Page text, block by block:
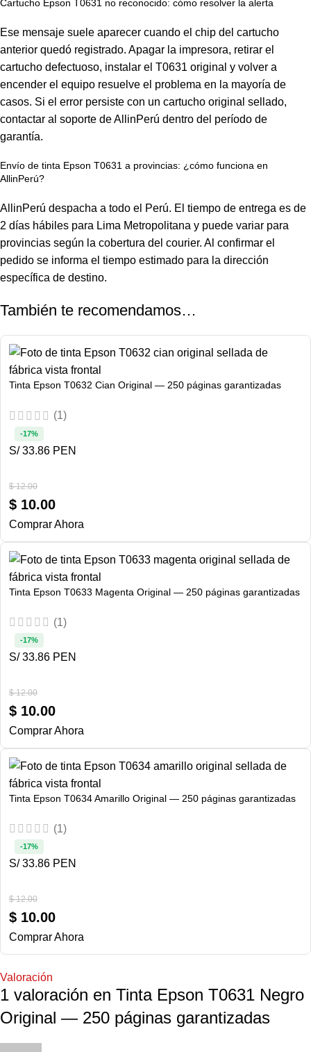
Cartucho Epson T0631 no reconocido: cómo resolver la alerta
Ese mensaje suele aparecer cuando el chip del cartucho
anterior quedó registrado. Apagar la impresora, retirar el
cartucho defectuoso, instalar el T0631 original y volver a
encender el equipo resuelve el problema en la mayoría de
casos. Si el error persiste con un cartucho original sellado,
contactar al soporte de AllinPerú dentro del período de
garantía.
Envío de tinta Epson T0631 a provincias: ¿cómo funciona en
AllinPerú?
AllinPerú despacha a todo el Perú. El tiempo de entrega es de
2 días hábiles para Lima Metropolitana y puede variar para
provincias según la cobertura del courier. Al confirmar el
pedido se informa el tiempo estimado para la dirección
específica de destino.
También te recomendamos…
Tinta Epson T0632 Cian Original — 250 páginas garantizadas
(1)
$12.00
$ 10.00
-17%
S/ 33.86 PEN
Comprar Ahora
Tinta Epson T0633 Magenta Original — 250 páginas garantizadas
(1)
$12.00
$ 10.00
-17%
S/ 33.86 PEN
Comprar Ahora
Tinta Epson T0634 Amarillo Original — 250 páginas garantizadas
(1)
$12.00
$ 10.00
-17%
S/ 33.86 PEN
Comprar Ahora
Valoración
1 valoración en Tinta Epson T0631 Negro
Original — 250 páginas garantizadas